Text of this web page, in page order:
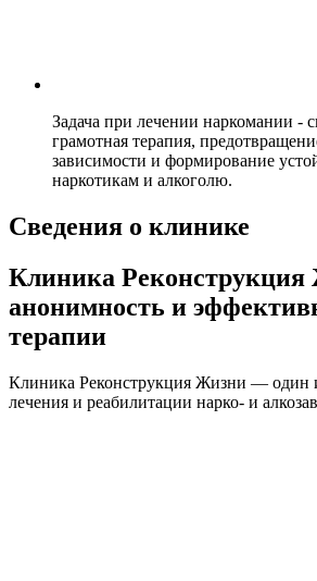
Задача при лечении наркомании -
грамотная терапия,
зависимости и формирование
наркотикам и алкоголю.
Сведения о клинике
Клиника
анонимность и
терапии
Клиника Реконструкция Жизни — один
лечения и реабилитации нарко- и